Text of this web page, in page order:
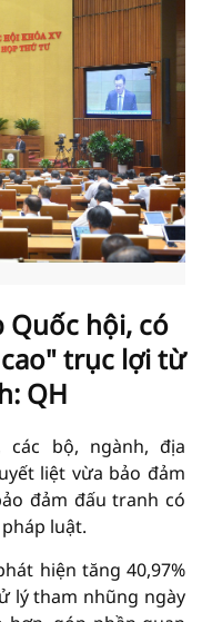
Quốc hội, có
trục lợi từ
QH
các bộ, ngành, địa
liệt vừa bảo đảm
đảm đấu tranh có
luật.
hiện tăng 40,97%
lý tham nhũng ngày